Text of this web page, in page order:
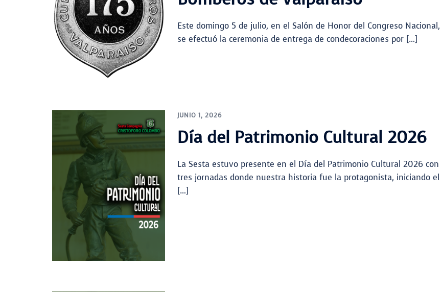
Este domingo 5 de julio, en el Salón de Honor del Congreso Nacional,
se efectuó la ceremonia de entrega de condecoraciones por […]
JUNIO 1, 2026
Día del Patrimonio Cultural 2026
La Sesta estuvo presente en el Día del Patrimonio Cultural 2026 con
tres jornadas donde nuestra historia fue la protagonista, iniciando el
[…]